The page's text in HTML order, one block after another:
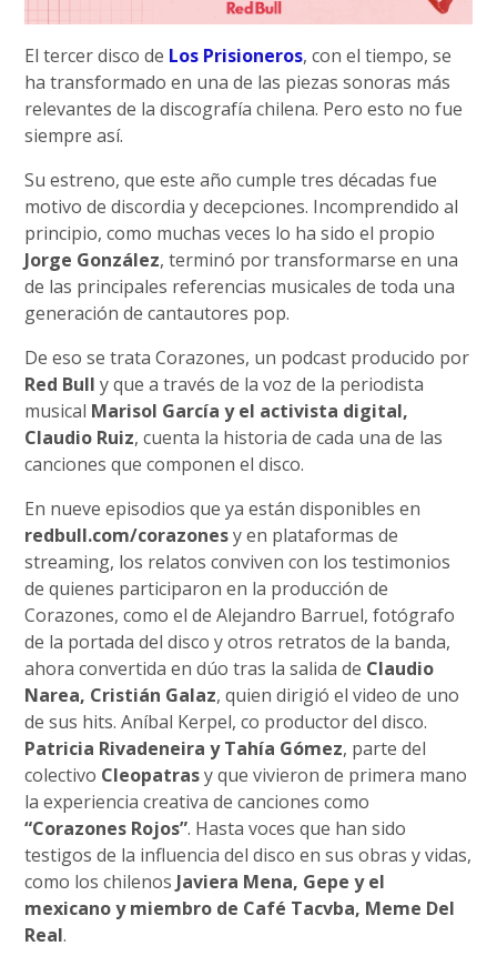
El tercer disco de Los Prisioneros, con el tiempo, se
ha transformado en una de las piezas sonoras más
relevantes de la discografía chilena. Pero esto no fue
siempre así.
Su estreno, que este año cumple tres décadas fue
motivo de discordia y decepciones. Incomprendido al
principio, como muchas veces lo ha sido el propio
Jorge González, terminó por transformarse en una
de las principales referencias musicales de toda una
generación de cantautores pop.
De eso se trata Corazones, un podcast producido por
Red Bull y que a través de la voz de la periodista
musical Marisol García y el activista digital,
Claudio Ruiz, cuenta la historia de cada una de las
canciones que componen el disco.
En nueve episodios que ya están disponibles en
redbull.com/corazonesy en plataformas de
streaming, los relatos conviven con los testimonios
de quienes participaron en la producción de
Corazones, como el de Alejandro Barruel, fotógrafo
de la portada del disco y otros retratos de la banda,
ahora convertida en dúo tras la salida de Claudio
Narea, Cristián Galaz, quien dirigió el video de uno
de sus hits. Aníbal Kerpel, co productor del disco.
Patricia Rivadeneira y Tahía Gómez, parte del
colectivo Cleopatrasy que vivieron de primera mano
la experiencia creativa de canciones como
“Corazones Rojos”. Hasta voces que han sido
testigos de la influencia del disco en sus obras y vidas,
como los chilenos Javiera Mena, Gepe y el
mexicano y miembro de Café Tacvba, Meme Del
Real.